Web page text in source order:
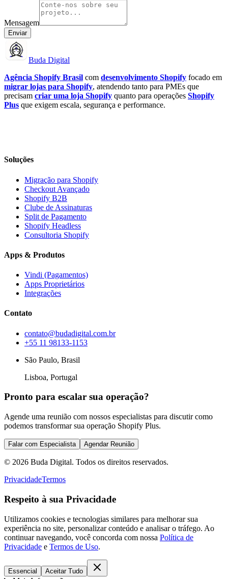
Mensagem
Enviar
Buda Digital
Agência Shopify Brasil com desenvolvimento Shopify focado em
migrar lojas para Shopify, atendendo tanto para PMEs que
precisam criar uma loja Shopify quanto para operações Shopify
Plus que exigem escala, segurança e performance.
Soluções
Migração para Shopify
Checkout Avançado
Shopify B2B
Clube de Assinaturas
Split de Pagamento
Shopify Headless
Consultoria Shopify
Apps & Produtos
Vindi (Pagamentos)
Apps Proprietários
Integrações
Contato
contato@budadigital.com.br
+55 11 98133-1153
São Paulo, Brasil
Lisboa, Portugal
Pronto para escalar sua operação?
Agende uma reunião com nossos especialistas para discutir como
podemos transformar sua operação Shopify Plus.
Falar com Especialista Agendar Reunião
© 2026 Buda Digital. Todos os direitos reservados.
PrivacidadeTermos
Respeito à sua Privacidade
Utilizamos cookies e tecnologias similares para melhorar sua
experiência no site, personalizar conteúdo e analisar o tráfego. Ao
continuar navegando, você concorda com nossa Política de
Privacidade e Termos de Uso.
Essencial Aceitar Tudo